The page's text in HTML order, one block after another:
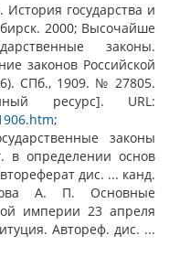
государства и
2000; Высочайше
законы.
законов Российской
СПб., 1909. № 27805.
ресурс]. URL:
;
законы
в определении основ
дис. ... канд.
А. П. Основные
империи 23 апреля
Автореф. дис. ...